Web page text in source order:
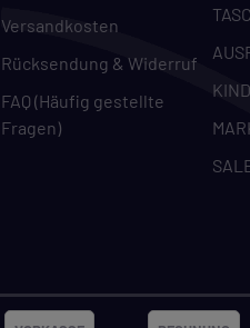
Versandkosten
Rücksendung & Widerruf
FAQ (Häufig gestellte
Fragen)